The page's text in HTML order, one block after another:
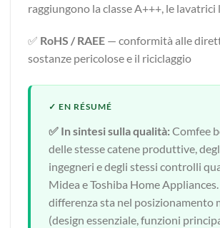
raggiungono la classe A+++, le lavatrici
✅ RoHS / RAEE — conformità alle
sostanze pericolose e il riciclaggio
✅ In sintesi sulla qualità:Comfee
delle stesse catene produttive,
ingegneri e degli stessi controlli
Midea e Toshiba Home Appliances.
differenza sta nel posizionamento
(design essenziale, funzioni